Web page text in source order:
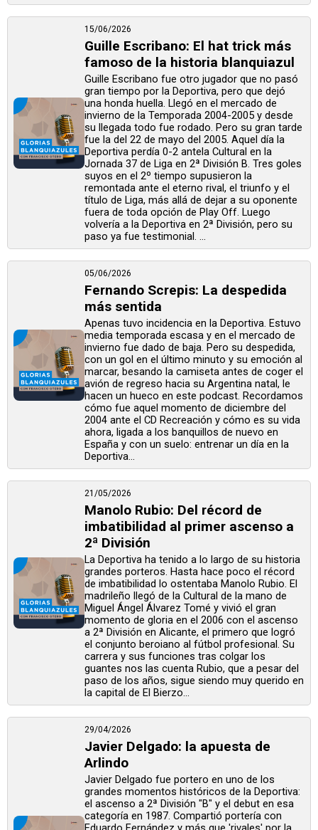
15/06/2026
Guille Escribano: El hat trick más
famoso de la historia blanquiazul
Guille Escribano fue otro jugador que no pasó
gran tiempo por la Deportiva, pero que dejó
una honda huella. Llegó en el mercado de
invierno de la Temporada 2004-2005 y desde
su llegada todo fue rodado. Pero su gran tarde
fue la del 22 de mayo del 2005. Aquel día la
Deportiva perdía 0-2 antela Cultural en la
Jornada 37 de Liga en 2ª División B. Tres goles
suyos en el 2º tiempo supusieron la
remontada ante el eterno rival, el triunfo y el
título de Liga, más allá de dejar a su oponente
fuera de toda opción de Play Off. Luego
volvería a la Deportiva en 2ª División, pero su
paso ya fue testimonial. ...
05/06/2026
Fernando Screpis: La despedida
más sentida
Apenas tuvo incidencia en la Deportiva. Estuvo
media temporada escasa y en el mercado de
invierno fue dado de baja. Pero su despedida,
con un gol en el último minuto y su emoción al
marcar, besando la camiseta antes de coger el
avión de regreso hacia su Argentina natal, le
hacen un hueco en este podcast. Recordamos
cómo fue aquel momento de diciembre del
2004 ante el CD Recreación y cómo es su vida
ahora, ligada a los banquillos de nuevo en
España y con un suelo: entrenar un día en la
Deportiva...
21/05/2026
Manolo Rubio: Del récord de
imbatibilidad al primer ascenso a
2ª División
La Deportiva ha tenido a lo largo de su historia
grandes porteros. Hasta hace poco el récord
de imbatibilidad lo ostentaba Manolo Rubio. El
madrileño llegó de la Cultural de la mano de
Miguel Ángel Álvarez Tomé y vivió el gran
momento de gloria en el 2006 con el ascenso
a 2ª División en Alicante, el primero que logró
el conjunto beroiano al fútbol profesional. Su
carrera y sus funciones tras colgar los
guantes nos las cuenta Rubio, que a pesar del
paso de los años, sigue siendo muy querido en
la capital de El Bierzo...
29/04/2026
Javier Delgado: la apuesta de
Arlindo
Javier Delgado fue portero en uno de los
grandes momentos históricos de la Deportiva:
el ascenso a 2ª División "B" y el debut en esa
categoría en 1987. Compartió portería con